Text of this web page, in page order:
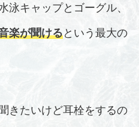
泳キャップとゴーグル、
楽が聞けるという最大の
きたいけど耳栓をするの